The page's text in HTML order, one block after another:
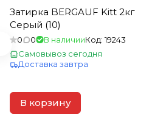
Затирка BERGAUF Kitt 2кг
Серый (10)
0 0 В наличииКод:19243
Самовывоз сегодня
Доставка завтра
В корзину